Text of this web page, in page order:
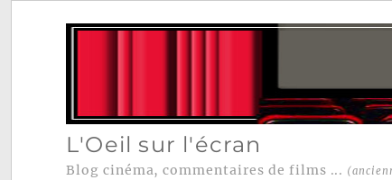
L'Oeil sur l'écran
Blog cinéma, commentaires de films ...